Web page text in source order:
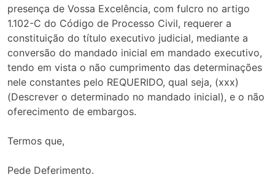
presença de Vossa Excelência, com fulcro no artigo
1.102-C do Código de Processo Civil, requerer a
constituição do título executivo judicial, mediante a
conversão do mandado inicial em mandado executivo,
tendo em vista o não cumprimento das determinações
nele constantes pelo REQUERIDO, qual seja, (xxx)
(Descrever o determinado no mandado inicial), e o não
oferecimento de embargos.
Termos que,
Pede Deferimento.